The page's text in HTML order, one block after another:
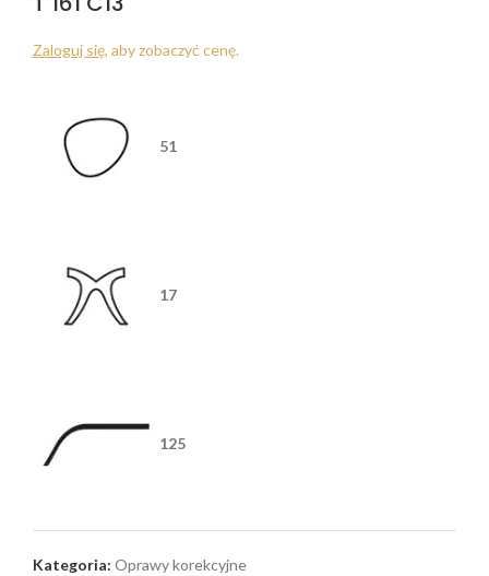
Zaloguj się, aby zobaczyć cenę.
51
17
125
Kategoria: Oprawy korekcyjne